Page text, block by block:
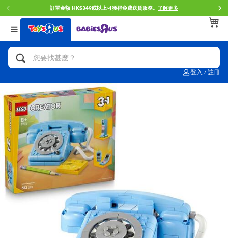
訂單金額 HK$349或以上可獲得免費送貨服務。 了解更多
登入 / 註冊
返回
分類目錄
人氣英雄,角色扮演,射擊玩具
單車,滑板車,騎乘車
拼砌組合及樂高LEGO
玩具車,貨車,火車及遙控系列
手工藝,文具,蠟筆,泥膠,畫板
娃娃, 芭比,收藏公仔
電子玩具
返回
品牌
Brunch Brother 早午餐兄弟
Toy Story反斗奇兵
Spider-Man蜘蛛俠
Mini Brands
Play-Doh培樂多
Pokemon寶可夢
playpop
返回
年齢
0~2歳
5~7歳
8~11歳
12~14歳
14歳以上